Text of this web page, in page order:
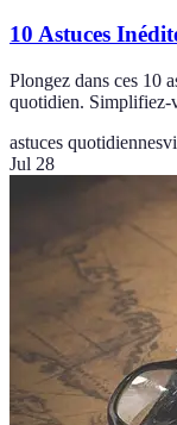
10 Astuces
Plongez dans ces 10
quotidien. Simplifiez-
astuces quotidiennes
Jul 28